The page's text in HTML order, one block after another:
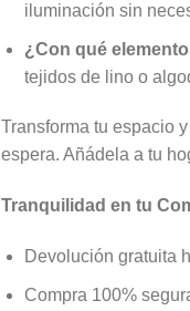
iluminación sin
¿Con qué
tejidos de lino o
Transforma tu espacio
espera. Añádela a tu
Tranquilidad en tu
Devolución gratuita
Compra 100%